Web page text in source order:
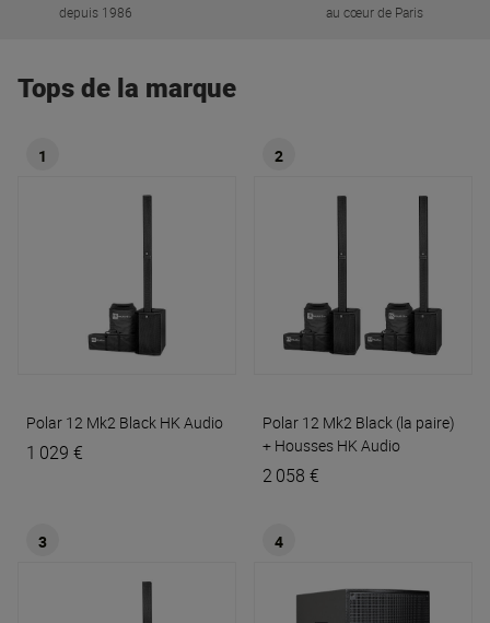
depuis 1986 au cœur de Paris
Tops de la marque
1
Polar 12 Mk2 Black HK Audio
1 029 €
2
Polar 12 Mk2 Black (la paire)
+ Housses HK Audio
2 058 €
3 4